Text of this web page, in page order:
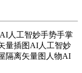
人工智妙手势手掌
量插图AI人工智妙
隔离矢量图人物AI